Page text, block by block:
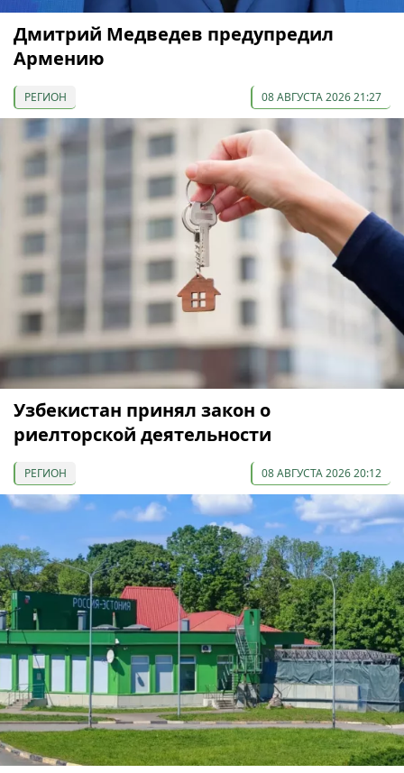
Дмитрий Медведев предупредил
Армению
РЕГИОН 08 АВГУСТА 2026 21:27
Узбекистан принял закон о
риелторской деятельности
РЕГИОН 08 АВГУСТА 2026 20:12